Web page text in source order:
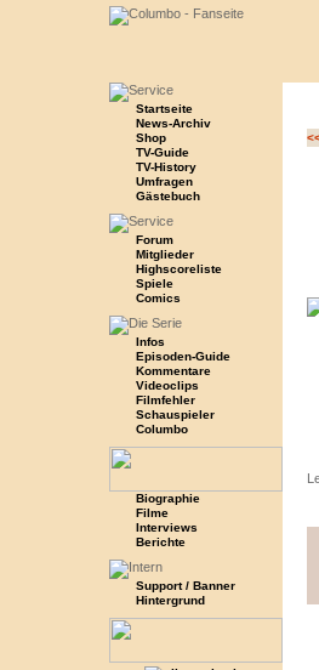
Startseite
News-Archiv
Shop
TV-Guide
TV-History
Umfragen
Gästebuch
Forum
Mitglieder
Highscoreliste
Spiele
Comics
Infos
Episoden-Guide
Kommentare
Videoclips
Filmfehler
Schauspieler
Columbo
Biographie
Filme
Interviews
Berichte
Support / Banner
Hintergrund